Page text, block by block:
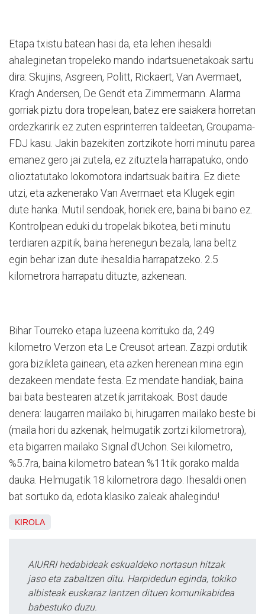
Etapa txistu batean hasi da, eta lehen ihesaldi
ahaleginetan tropeleko mando indartsuenetakoak sartu
dira: Skujins, Asgreen, Politt, Rickaert, Van Avermaet,
Kragh Andersen, De Gendt eta Zimmermann. Alarma
gorriak piztu dora tropelean, batez ere saiakera horretan
ordezkaririk ez zuten esprinterren taldeetan, Groupama-
FDJ kasu. Jakin bazekiten zortzikote horri minutu parea
emanez gero jai zutela, ez zituztela harrapatuko, ondo
olioztatutako lokomotora indartsuak baitira. Ez diete
utzi, eta azkenerako Van Avermaet eta Klugek egin
dute hanka. Mutil sendoak, horiek ere, baina bi baino ez.
Kontrolpean eduki du tropelak bikotea, beti minutu
terdiaren azpitik, baina herenegun bezala, lana beltz
egin behar izan dute ihesaldia harrapatzeko. 2.5
kilometrora harrapatu dituzte, azkenean.
Bihar Tourreko etapa luzeena korrituko da, 249
kilometro Verzon eta Le Creusot artean. Zazpi ordutik
gora bizikleta gainean, eta azken herenean mina egin
dezakeen mendate festa. Ez mendate handiak, baina
bai bata bestearen atzetik jarritakoak. Bost daude
denera: laugarren mailako bi, hirugarren mailako beste bi
(maila hori du azkenak, helmugatik zortzi kilometrora),
eta bigarren mailako Signal d'Uchon. Sei kilometro,
%5.7ra, baina kilometro batean %11tik gorako malda
dauka. Helmugatik 18 kilometrora dago. Ihesaldi onen
bat sortuko da, edota klasiko zaleak ahalegindu!
KIROLA
AIURRI hedabideak eskualdeko nortasun hitzak
jaso eta zabaltzen ditu. Harpidedun eginda, tokiko
albisteak euskaraz lantzen dituen komunikabidea
babestuko duzu.